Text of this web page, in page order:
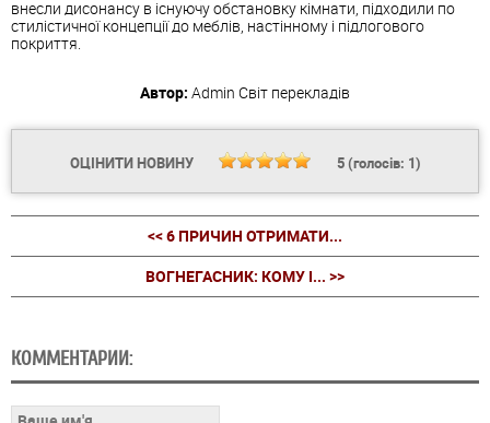
внесли дисонансу в існуючу обстановку кімнати, підходили по
стилістичної концепції до меблів, настінному і підлогового
покриття.
Автор: Admin Світ перекладів
ОЦІНИТИ НОВИНУ 5(голосів: 1)
<< 6 ПРИЧИН ОТРИМАТИ...
ВОГНЕГАСНИК: КОМУ І... >>
КОММЕНТАРИИ: